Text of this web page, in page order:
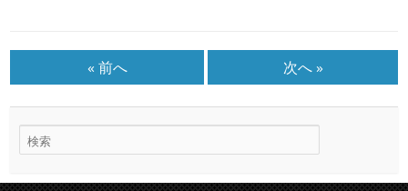
« 前へ 次へ »